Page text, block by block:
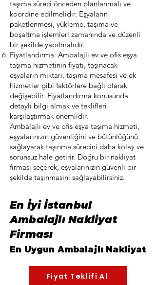
taşıma süreci önceden planlanmalı ve
koordine edilmelidir. Eşyaların
paketlenmesi, yükleme, taşıma ve
boşaltma işlemleri zamanında ve düzenli
bir şekilde yapılmalıdır.
Fiyatlandırma: Ambalajlı ev ve ofis eşya
taşıma hizmetinin fiyatı, taşınacak
eşyaların miktarı, taşıma mesafesi ve ek
hizmetler gibi faktörlere bağlı olarak
değişebilir. Fiyatlandırma konusunda
detaylı bilgi almak ve teklifleri
karşılaştırmak önemlidir.
Ambalajlı ev ve ofis eşya taşıma hizmeti,
eşyalarınızın güvenliğini ve bütünlüğünü
sağlayarak taşınma sürecini daha kolay ve
sorunsuz hale getirir. Doğru bir nakliyat
firması seçerek, eşyalarınızın güvenli bir
şekilde taşınmasını sağlayabilirsiniz.
En İyi İstanbul
Ambalajlı Nakliyat
Firması
En Uygun Ambalajlı Nakliyat
Fiyat Teklifi Al